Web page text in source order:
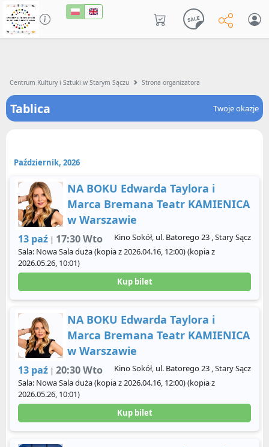
Centrum Kultury i Sztuki w Starym Sączu Strona organizatora
Tablica Twoje okazje
Październik, 2026
NA BOKU Edwarda Taylora i
Marca Bremana Teatr KAMIENICA
w Warszawie
13 paź | 17:30 Wto
Kino Sokół, ul. Batorego 23 , Stary Sącz
Sala: Nowa Sala duża (kopia z 2026.04.16, 12:00) (kopia z
2026.05.26, 10:01)
Kup bilet
NA BOKU Edwarda Taylora i
Marca Bremana Teatr KAMIENICA
w Warszawie
13 paź |20:30 Wto
Kino Sokół, ul. Batorego 23 , Stary Sącz
Sala: Nowa Sala duża (kopia z 2026.04.16, 12:00) (kopia z
2026.05.26, 10:01)
Kup bilet